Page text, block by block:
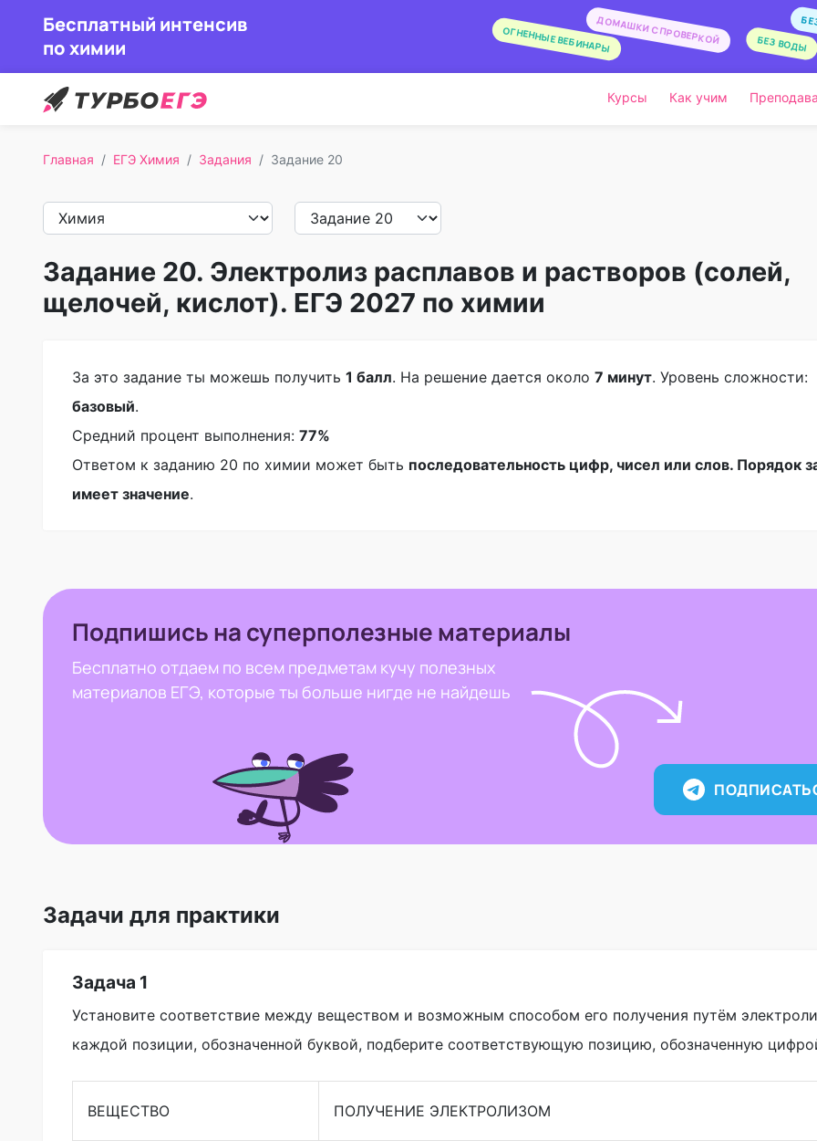
Бесплатный интенсив
по химии
ОГНЕННЫЕ ВЕБИНАРЫДОМАШКИ С ПРОВЕРКОЙ БЕЗ ВОДЫ
Курсы Как учим
Главная ЕГЭ Химия Задания Задание 20
Задание 20. Электролиз расплавов и растворов (солей,
щелочей, кислот). ЕГЭ 2027 по химии
За это задание ты можешь получить 1 балл. На решение дается около 7 минут. Уровень сложности:
базовый.
Средний процент выполнения: 77%
Ответом к заданию 20 по химии может быть последовательность цифр, чисел или слов. Порядок
имеет значение.
Подпишись на суперполезные материалы
Бесплатно отдаем по всем предметам кучу полезных
материалов ЕГЭ, которые ты больше нигде не найдешь
Задачи для практики
Задача 1
Установите соответствие между веществом и возможным способом его получения путём
каждой позиции, обозначенной буквой, подберите соответствующую позицию, обозначенную
ВЕЩЕСТВО ПОЛУЧЕНИЕ ЭЛЕКТРОЛИЗОМ